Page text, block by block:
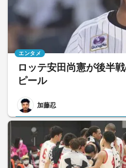
ロッテ安田尚憲が後半
ピール
加藤忍
エンタメ